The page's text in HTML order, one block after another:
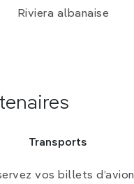
Riviera albanaise
Transports
vos billets d’avion